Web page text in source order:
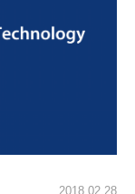
2018.02.28